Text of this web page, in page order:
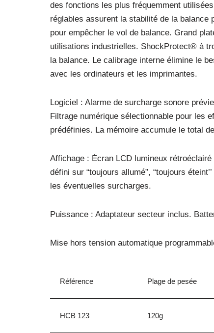
des fonctions les plus fréquemment
réglables assurent la stabilité de la balance
pour empêcher le vol de balance. Grand
utilisations industrielles. ShockProtect® à
la balance. Le calibrage interne élimine le
avec les ordinateurs et les imprimantes.
Logiciel : Alarme de surcharge sonore
Filtrage numérique sélectionnable pour les
prédéfinies. La mémoire accumule le total
Affichage : Écran LCD lumineux
défini sur “toujours allumé”, “toujours
les éventuelles surcharges.
Puissance : Adaptateur secteur inclus.
Mise hors tension automatique
Référence Plage de pesée
HCB 123 120g